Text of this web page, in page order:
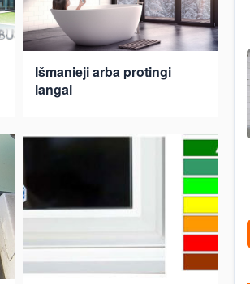
Išmanieji arba protingi
langai